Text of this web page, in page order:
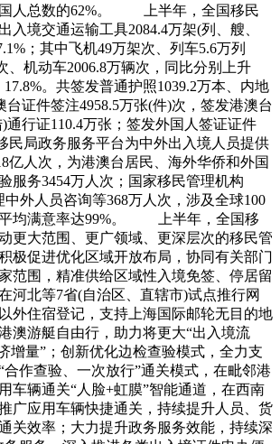
国人总数的62%。 上半年，全国移民
入境交通运输工具2084.4万架(列、艘、
；其中飞机49万架次、列车5.6万列
、机动车2006.8万辆次，同比分别上升
17.8%。共签发普通护照1039.2万本、内地
台证件签注4958.5万张(件)次，签发港澳台
通行证110.4万张；签发外国人签证证件
民局政务服务平台为中外出入境人员提供
亿人次，为港澳台居民、海外华侨和外国
服务3454万人次；国家移民管理机构
中外人员咨询等368万人次，涉及全球100
平均满意率达99%。 上半年，全国移
更大范围、更广领域、更深层次的移民管
极促进优化区域开放布局，协同有关部门
范围，精准供给区域性入境免签、停居留
河北等7省(自治区、直辖市)试点推行网
外住宿登记，支持上海国际邮轮无目的地
澳游艇自由行，助力将更大“出入境流
增量”；创新优化边检查验模式，全力支
作查验、一次放行”通关模式，在毗邻港
车辆通关“人脸+虹膜”智能通道，在西南
广应用车辆快捷通关，持续提升人员、货
关效率；大力提升政务服务效能，持续深